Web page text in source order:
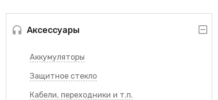
Аксессуары
Аккумуляторы
Защитное стекло
Кабели, переходники и т.п.